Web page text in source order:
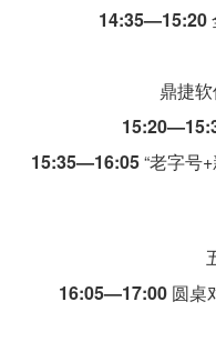
14:35—15:20
鼎捷
15:35—16:05“老字号
16:05—17:00 圆桌